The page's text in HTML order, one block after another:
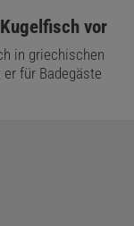
vor
in griechischen
für Badegäste